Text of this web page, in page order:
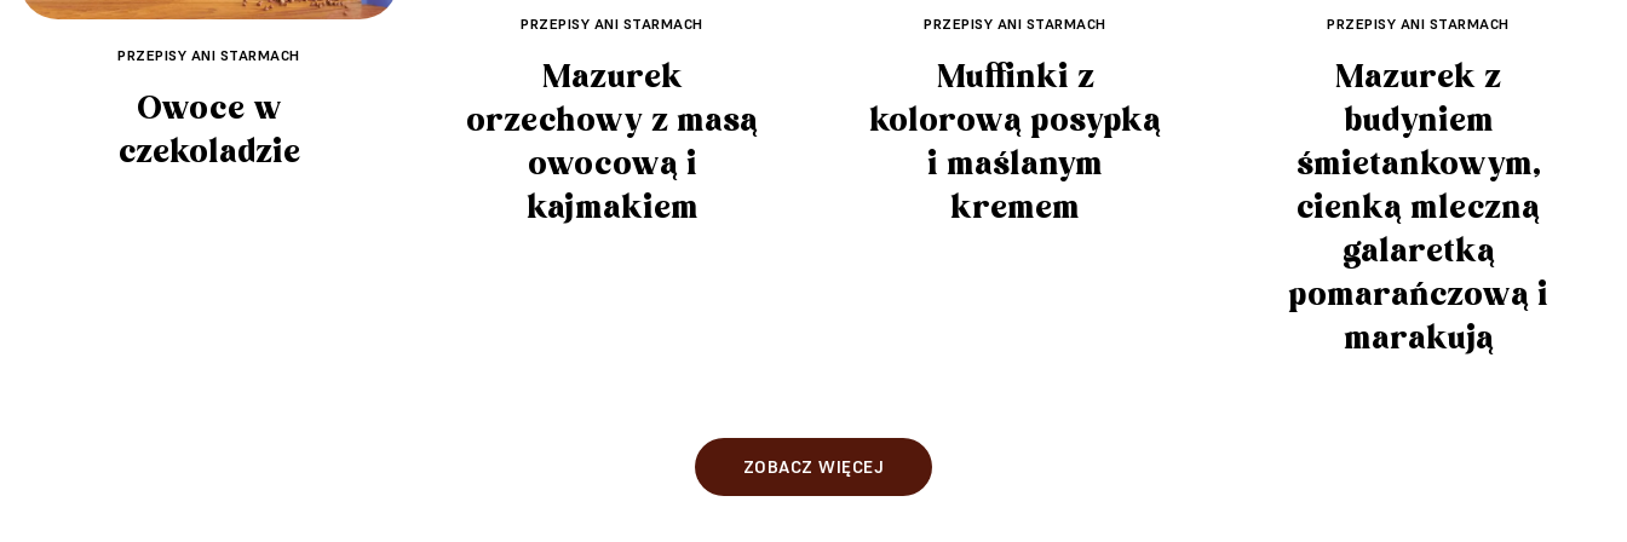
PRZEPISY ANI STARMACH
Owoce w
czekoladzie
PRZEPISY ANI STARMACH
Mazurek
orzechowy z masą
owocową i
kajmakiem
PRZEPISY ANI STARMACH
Muffinki z
kolorową posypką
i maślanym
kremem
PRZEPISY ANI STARMACH
Mazurek z
budyniem
śmietankowym,
cienką mleczną
galaretką
pomarańczową i
marakują
ZOBACZ WIĘCEJ